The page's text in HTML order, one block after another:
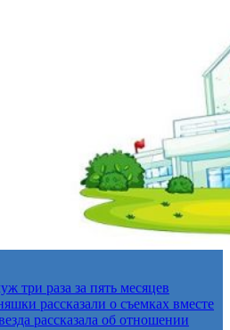
три раза за пять месяцев
рассказали о съемках вместе
рассказала об отношении